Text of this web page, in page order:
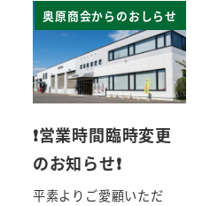
奥原商会からのおしらせ
❗営業時間臨時変更
のお知らせ❗
平素よりご愛顧いただ